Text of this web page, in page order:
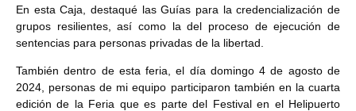
En esta Caja, destaqué las Guías para la credencialización de
grupos resilientes, así como la del proceso de ejecución de
sentencias para personas privadas de la libertad.
También dentro de esta feria, el día domingo 4 de agosto de
2024, personas de mi equipo participaron también en la cuarta
edición de la Feria que es parte del Festival en el Helipuerto